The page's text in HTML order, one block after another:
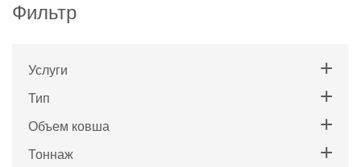
Фильтр
Услуги
Тип
Объем ковша
Тоннаж